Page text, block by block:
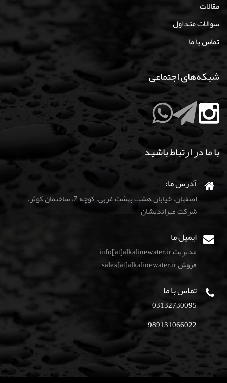
مقالات
سوالات متداول
تماس با ما
شبکه‌های اجتماعی
با ما در ارتباط باشید
آدرس ما:
اصفهان، خيابان هشت بهشت غربي، كوچه 7، ساختمان كوثر،
شركت مهرانديشان
ایمیل ما
مدیریت info[at]alkalinewater.ir
فروش sales[at]alkalinewater.ir
تماس با ما
03132730095
989131066022